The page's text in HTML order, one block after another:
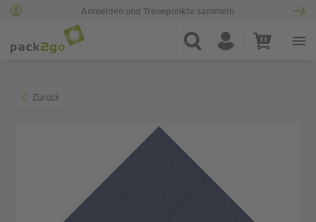
Anmelden und Treuepunkte sammeln
Suche Konto Warenkorb
Zurück